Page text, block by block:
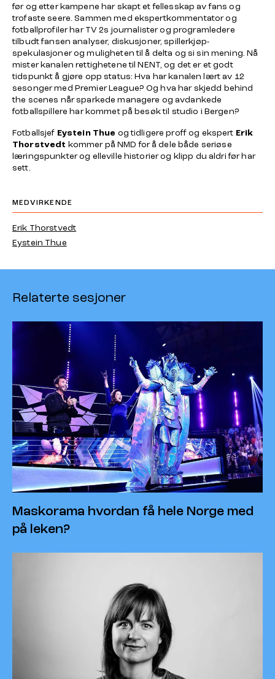
før og etter kampene har skapt et fellesskap av fans og
trofaste seere. Sammen med ekspertkommentator og
fotballprofiler har TV 2s journalister og programledere
tilbudt fansen analyser, diskusjoner, spillerkjøp-
spekulasjoner og muligheten til å delta og si sin mening. Nå
mister kanalen rettighetene til NENT, og det er et godt
tidspunkt å gjøre opp status: Hva har kanalen lært av 12
sesonger med Premier League? Og hva har skjedd behind
the scenes når sparkede managere og avdankede
fotballspillere har kommet på besøk til studio i Bergen?
Fotballsjef Eystein Thue og tidligere proff og ekspert Erik
Thorstvedt kommer på NMD for å dele både seriøse
læringspunkter og elleville historier og klipp du aldri før har
sett.
MEDVIRKENDE
Erik Thorstvedt
Eystein Thue
Relaterte sesjoner
Maskorama hvordan få hele Norge med
på leken?